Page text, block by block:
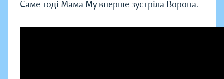
Саме тоді Мама Му вперше зустріла Ворона.